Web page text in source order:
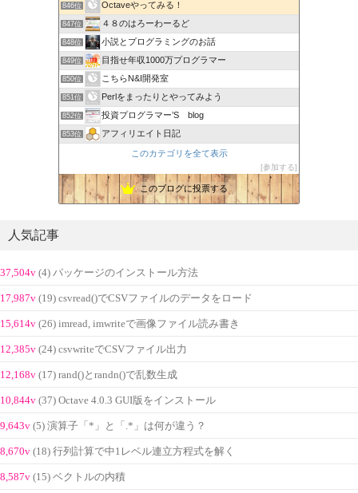
846位 Octaveやってみる！
847位 ４８のはろーわーるど
848位 小説とプログラミングのお話
849位 目指せ年収1000万プログラマー
850位 こちらN&I開発室
851位 Perlをまったりとやってみよう
852位 投資プログラマー’S blog
853位 アフィリエイト日記
このカテゴリを全て表示
参加する
このブログに投票する
人気記事
37,504v (4) パッケージのインストール方法
17,987v (19) csvread()でCSVファイルのデータをロード
15,614v (26) imread, imwriteで画像ファイル読み書き
12,385v (24) csvwriteでCSVファイル出力
12,168v (17) rand()とrandn()で乱数生成
10,844v (37) Octave 4.0.3 GUI版をインストール
9,643v (5) 演算子「*」と「.*」は何が違う？
8,670v (18) 行列計算で中1レベル連立方程式を解く
8,587v (15) ベクトルの内積